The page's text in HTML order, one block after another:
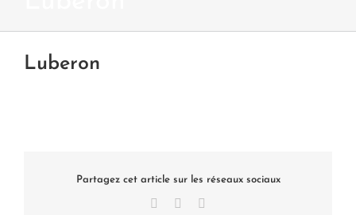
Luberon
Partagez cet article sur les réseaux sociaux
Facebook